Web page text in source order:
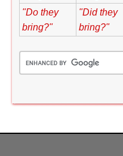
"Do they
bring?"
"Did they
bring?"